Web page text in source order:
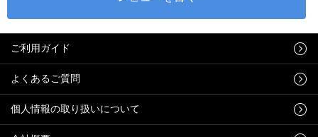
ご利用ガイド
よくあるご質問
個人情報の取り扱いについて